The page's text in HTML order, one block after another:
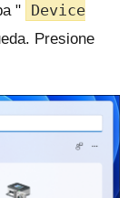
"
Device
Presione